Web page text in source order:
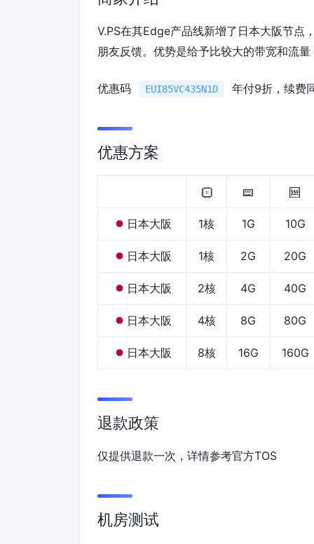
V.PS在其Edge产品线新增了日本大阪节
朋友反馈。优势是给予比较大的带宽和流
优惠码 EUI85VC435N1D 年付9折，续费
优惠方案
日本大阪 1核 1G 10G
日本大阪 1核 2G 20G
日本大阪 2核 4G 40G
日本大阪 4核 8G 80G
日本大阪 8核 16G 160G
退款政策
仅提供退款一次，详情参考官方TOS
机房测试